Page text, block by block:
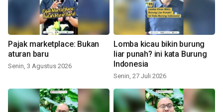
Pajak marketplace: Bukan
aturan baru
Senin, 3 Agustus 2026
Lomba kicau bikin burung
liar punah? ini kata Burung
Indonesia
Senin, 27 Juli 2026